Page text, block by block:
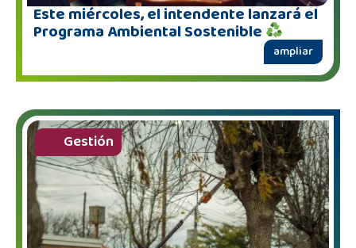
Este miércoles, el intendente lanzará el
Programa Ambiental Sostenible
ampliar
Gestión